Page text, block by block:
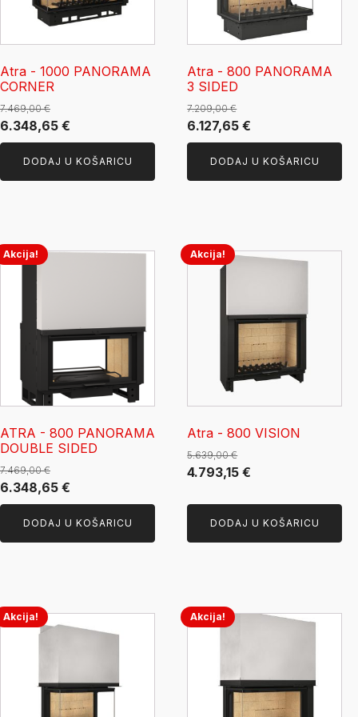
Atra - 1000 PANORAMA
CORNER
7.469,00€
Izvorna
cijena
je:
6.348,65 €
cijena
je:
6.348,65 €.
DODAJ U KOŠARICU
Atra - 800 PANORAMA
3 SIDED
7.209,00€
Izvorna
cijena
je:
6.127,65€
cijena
je:
6.127,65 €.
DODAJ U KOŠARICU
Akcija!
ATRA - 800 PANORAMA
DOUBLE SIDED
7.469,00€
Izvorna
cijena
je:
6.348,65 €
cijena
je:
6.348,65 €.
DODAJ U KOŠARICU
Akcija!
Atra - 800 VISION
5.639,00€
Izvorna
bila
4.793,15€
4.793,15 €.
DODAJ U KOŠARICU
Akcija! Akcija!